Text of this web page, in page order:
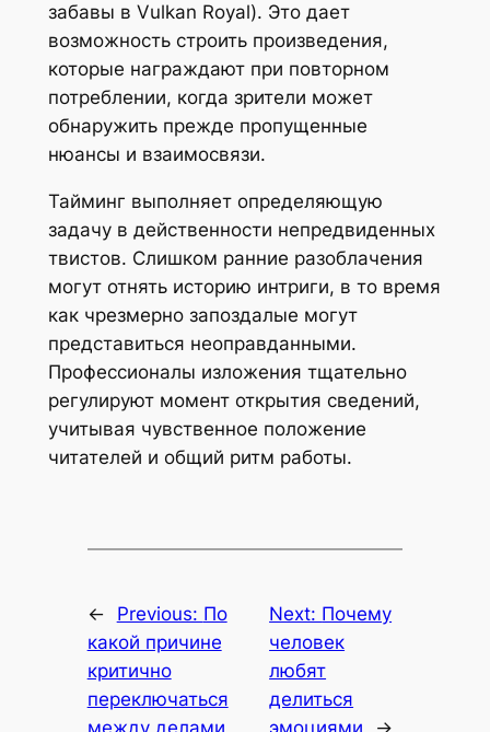
забавы в Vulkan Royal). Это дает
возможность строить произведения,
которые награждают при повторном
потреблении, когда зрители может
обнаружить прежде пропущенные
нюансы и взаимосвязи.
Тайминг выполняет определяющую
задачу в действенности непредвиденных
твистов. Слишком ранние разоблачения
могут отнять историю интриги, в то время
как чрезмерно запоздалые могут
представиться неоправданными.
Профессионалы изложения тщательно
регулируют момент открытия сведений,
учитывая чувственное положение
читателей и общий ритм работы.
← Previous: По
какой причине
критично
переключаться
Next: Почему
человек
любят
делиться